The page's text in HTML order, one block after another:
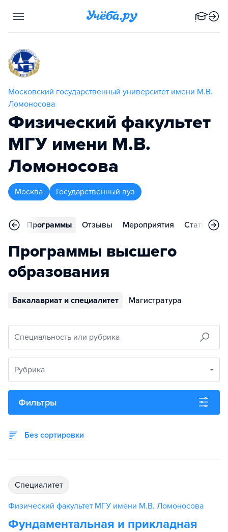
Московский государственный университет имени М.В.
Ломоносова
Физический факультет
МГУ имени М.В.
Ломоносова
Москва Государственный вуз
Программы Отзывы Мероприятия Статьи
Программы высшего
образования
Бакалавриат и специалитет Магистратура
Специальность или рубрика
Рубрика
Фильтры
Без сортировки
специалитет
Физический факультет МГУ имени М.В. Ломоносова
Фундаментальная и прикладная